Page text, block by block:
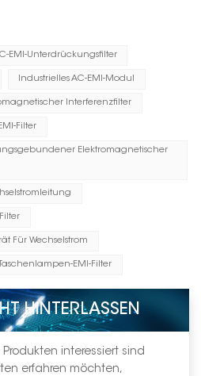
EMI-Unterdrückungsfilter
Industrielles AC-EMI-Modul
Interferenzfilter
Filter
Elektromagnetischer
Für Wechselstrom
Taschenlampen-EMI-Filter
HINTERLASSEN
interessiert sind
erfahren möchten,